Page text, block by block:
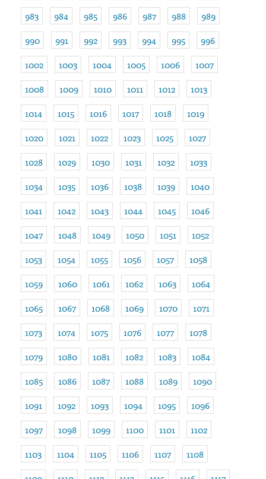
983
984 985 986 987 988
989
990
991 992 993 994 995
996
1002
1003 1004 1005 1006
1007
1008
1009 1010 1011 1012
1013
1014
1015 1016 1017 1018
1019
1020
1021 1022 1023 1025
1027
1028
1029 1030 1031 1032
1033
1034
1035 1036 1038 1039
1040
1041
1042 1043 1044 1045
1046
1047
1048 1049 1050 1051
1052
1053
1054 1055 1056 1057
1058
1059
1060 1061 1062 1063
1064
1065
1067 1068 1069 1070
1071
1073
1074 1075 1076 1077
1078
1079
1080 1081 1082 1083
1084
1085
1086 1087 1088 1089
1090
1091
1092 1093 1094 1095
1096
1097
1098 1099 1100 1101
1102
1103
1104 1105 1106 1107
1108